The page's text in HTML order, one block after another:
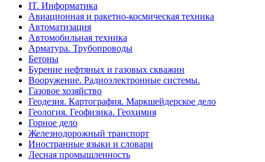
IT. Информатика
Авиационная и ракетно-космическая техника
Автоматизация
Автомобильная техника
Арматура. Трубопроводы
Бетоны
Бурение нефтяных и газовых скважин
Вооружение. Радиоэлектронные системы.
Газовое хозяйство
Геодезия. Картография. Маркшейдерское дело
Геология. Геофизика. Геохимия
Горное дело
Железнодорожный транспорт
Иностранные языки и словари
Лесная промышленность